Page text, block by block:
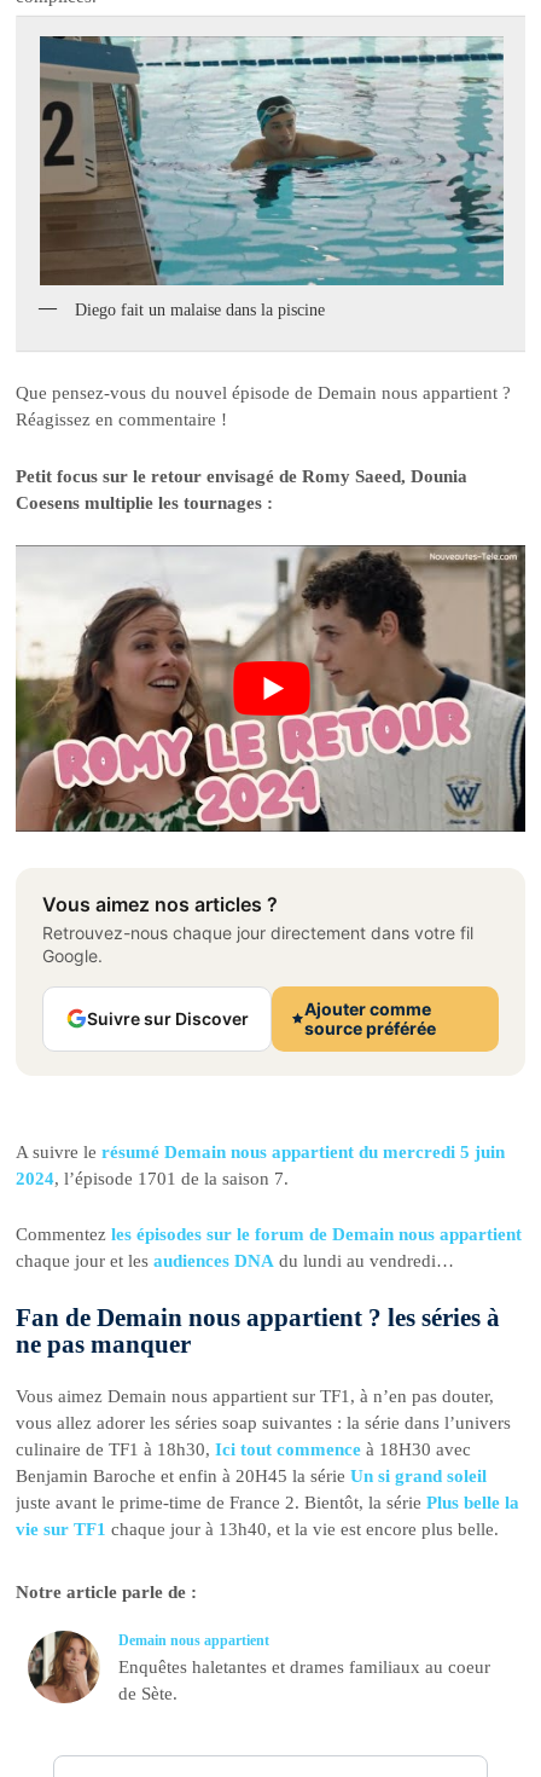
Diego fait un malaise dans la piscine
Que pensez-vous du nouvel épisode de Demain nous appartient ?
Réagissez en commentaire !
Petit focus sur le retour envisagé de Romy Saeed, Dounia
Coesens multiplie les tournages :
Vous aimez nos articles ?
Retrouvez-nous chaque jour directement dans votre fil
Google.
Suivre sur Discover
Ajouter comme
source préférée
A suivre lerésumé Demain nous appartient du mercredi 5 juin
2024, l’épisode 1701 de la saison 7.
Commentezles épisodes sur le forum de Demain nous appartient
chaque jour et lesaudiences DNA du lundi au vendredi…
Fan de Demain nous appartient ? les séries à
ne pas manquer
Vous aimez Demain nous appartient sur TF1, à n’en pas douter,
vous allez adorer les séries soap suivantes : la série dans l’univers
culinaire de TF1 à 18h30,Ici tout commence à 18H30 avec
Benjamin Baroche et enfin à 20H45 la sérieUn si grand soleil
juste avant le prime-time de France 2. Bientôt, la sériePlus belle la
vie sur TF1 chaque jour à 13h40, et la vie est encore plus belle.
Notre article parle de :
Demain nous appartient
Enquêtes haletantes et drames familiaux au coeur
de Sète.